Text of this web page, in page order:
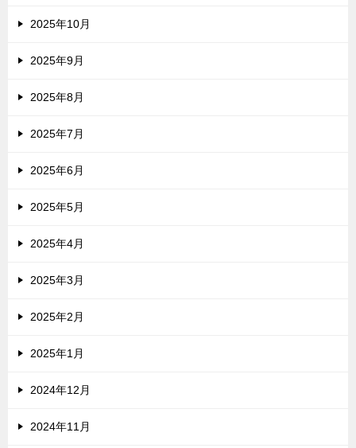
2025年10月
2025年9月
2025年8月
2025年7月
2025年6月
2025年5月
2025年4月
2025年3月
2025年2月
2025年1月
2024年12月
2024年11月